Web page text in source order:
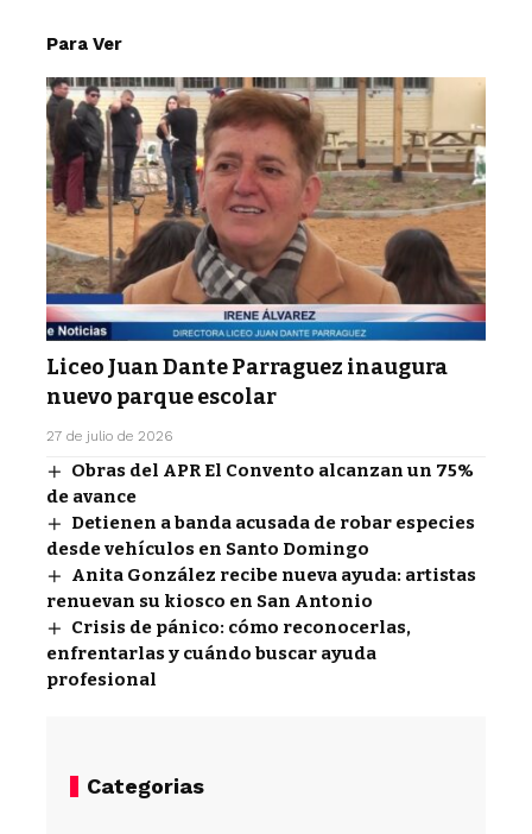
Para Ver
Liceo Juan Dante Parraguez inaugura
nuevo parque escolar
27 de julio de 2026
Obras del APR El Convento alcanzan un 75%
de avance
Detienen a banda acusada de robar especies
desde vehículos en Santo Domingo
Anita González recibe nueva ayuda: artistas
renuevan su kiosco en San Antonio
Crisis de pánico: cómo reconocerlas,
enfrentarlas y cuándo buscar ayuda
profesional
Categorias